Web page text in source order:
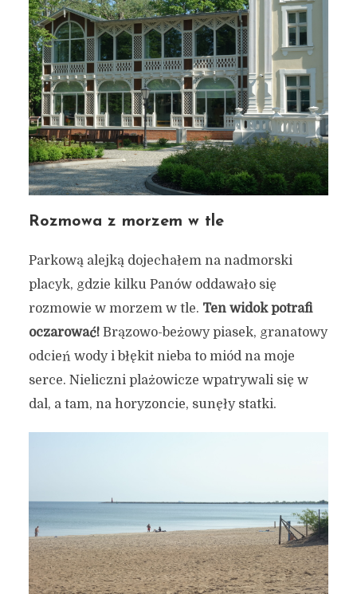
Rozmowa z morzem w tle
Parkową alejką dojechałem na nadmorski
placyk, gdzie kilku Panów oddawało się
rozmowie w morzem w tle. Ten widok potrafi
oczarować!Brązowo-beżowy piasek, granatowy
odcień wody i błękit nieba to miód na moje
serce. Nieliczni plażowicze wpatrywali się w
dal, a tam, na horyzoncie, sunęły statki.